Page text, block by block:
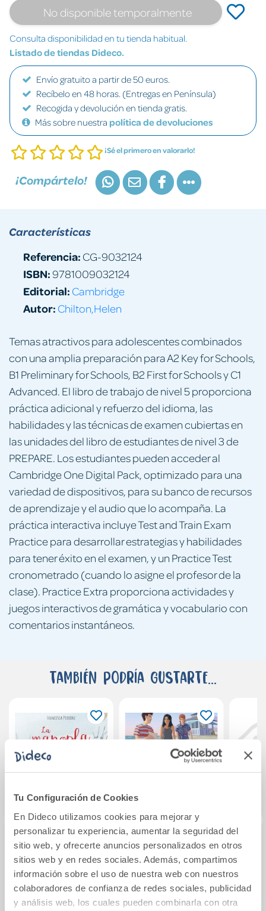
Tu Configuración de Cookies
En Dideco utilizamos cookies para mejorar y
personalizar tu experiencia, aumentar la seguridad del
sitio web, y ofrecerte anuncios personalizados en otros
sitios web y en redes sociales. Además, compartimos
información sobre el uso de nuestra web con nuestros
colaboradores de confianza de redes sociales, publicidad
y análisis web, los cuales pueden combinarla con otra
No disponible temporalmente
Consulta disponibilidad en tu tienda habitual.
Listado de tiendas Dideco.
Envío gratuito a partir de 50 euros.
Recíbelo en 48 horas. (Entregas en Península)
Recogida y devolución en tienda gratis.
Más sobre nuestra política de devoluciones
¡Sé el primero en valorarlo!
¡Compártelo!
Temas atractivos para adolescentes combinados
con una amplia preparación para A2 Key for Schools,
B1 Preliminary for Schools, B2 First for Schools y C1
Advanced. El libro de trabajo de nivel 5 proporciona
práctica adicional y refuerzo del idioma, las
habilidades y las técnicas de examen cubiertas en
las unidades del libro de estudiantes de nivel 3 de
PREPARE. Los estudiantes pueden acceder al
Cambridge One Digital Pack, optimizado para una
variedad de dispositivos, para su banco de recursos
de aprendizaje y el audio que lo acompaña. La
práctica interactiva incluye Test and Train Exam
Practice para desarrollar estrategias y habilidades
para tener éxito en el examen, y un Practice Test
cronometrado (cuando lo asigne el profesor de la
clase). Practice Extra proporciona actividades y
juegos interactivos de gramática y vocabulario con
comentarios instantáneos.
Características
Referencia: CG-9032124
ISBN:9781009032124
Editorial: Cambridge
Autor: Chilton,Helen
También podría gustarte...
La manopla roja
16,00€
Vull ser
economista
10,50€